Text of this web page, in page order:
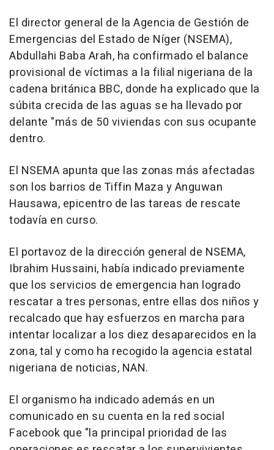
El director general de la Agencia de Gestión de
Emergencias del Estado de Níger (NSEMA),
Abdullahi Baba Arah, ha confirmado el balance
provisional de víctimas a la filial nigeriana de la
cadena británica BBC, donde ha explicado que la
súbita crecida de las aguas se ha llevado por
delante "más de 50 viviendas con sus ocupante
dentro.
El NSEMA apunta que las zonas más afectadas
son los barrios de Tiffin Maza y Anguwan
Hausawa, epicentro de las tareas de rescate
todavía en curso.
El portavoz de la dirección general de NSEMA,
Ibrahim Hussaini, había indicado previamente
que los servicios de emergencia han logrado
rescatar a tres personas, entre ellas dos niños y
recalcado que hay esfuerzos en marcha para
intentar localizar a los diez desaparecidos en la
zona, tal y como ha recogido la agencia estatal
nigeriana de noticias, NAN.
El organismo ha indicado además en un
comunicado en su cuenta en la red social
Facebook que "la principal prioridad de las